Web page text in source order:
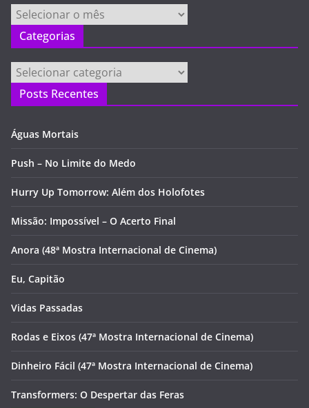
Arquivos
Categorias
Categorias
Posts Recentes
Águas Mortais
Push – No Limite do Medo
Hurry Up Tomorrow: Além dos Holofotes
Missão: Impossível – O Acerto Final
Anora (48ª Mostra Internacional de Cinema)
Eu, Capitão
Vidas Passadas
Rodas e Eixos (47ª Mostra Internacional de Cinema)
Dinheiro Fácil (47ª Mostra Internacional de Cinema)
Transformers: O Despertar das Feras